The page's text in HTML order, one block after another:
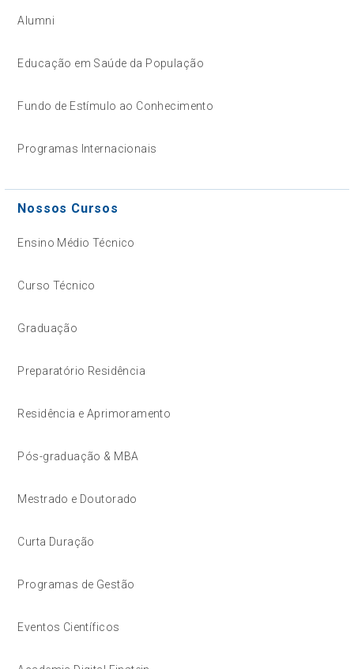
Alumni
Educação em Saúde da População
Fundo de Estímulo ao Conhecimento
Programas Internacionais
Nossos Cursos
Ensino Médio Técnico
Curso Técnico
Graduação
Preparatório Residência
Residência e Aprimoramento
Pós-graduação & MBA
Mestrado e Doutorado
Curta Duração
Programas de Gestão
Eventos Científicos